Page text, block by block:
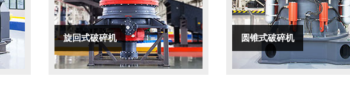
旋回式破碎机 圆锥式破碎机